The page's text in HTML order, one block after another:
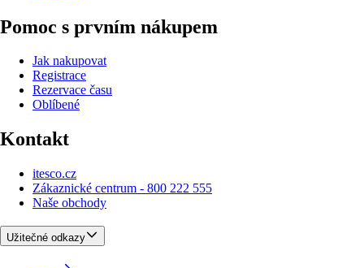
Pomoc s prvním nákupem
Jak nakupovat
Registrace
Rezervace času
Oblíbené
Kontakt
itesco.cz
Zákaznické centrum - 800 222 555
Naše obchody
Užitečné odkazy